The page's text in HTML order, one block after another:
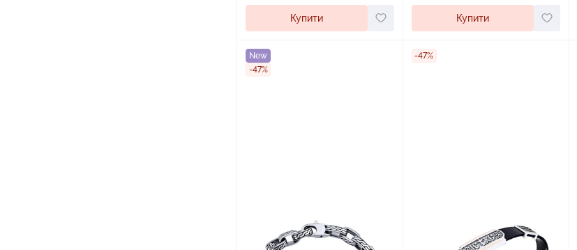
Купити Купити
New
-47%
-47%